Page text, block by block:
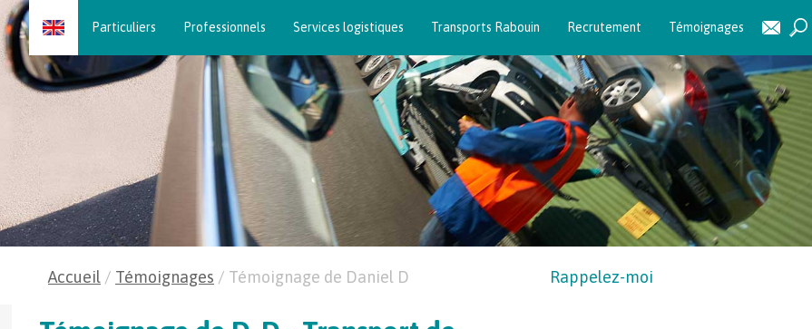
Skip
to
content
Particuliers Professionnels Services logistiques Transports Rabouin Recrutement Témoignages
Accueil / Témoignages / Témoignage de Daniel D Rappelez-moi